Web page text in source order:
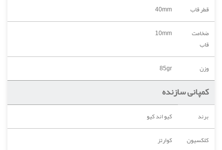
قطر قاب
40mm
ضخامت
قاب
10mm
وزن 85gr
کمپانی سازنده
برند
کیو اند کیو
کلکسیون
کوارتز